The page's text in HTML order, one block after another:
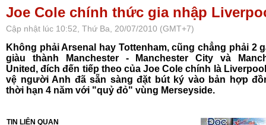
Joe Cole chính thức gia nhập
Cập nhật lúc 10:52, Thứ Ba, 20/07/2010 (GMT+7)
Không phải Arsenal hay Tottenham, cũng chẳng phải 2
giàu thành Manchester - Manchester City và
United, đích đến tiếp theo của Joe Cole chính là
vệ người Anh đã sẵn sàng đặt bút ký vào bản hợp
thời hạn 4 năm với "quỷ đỏ" vùng Merseyside.
TIN LIÊN QUAN